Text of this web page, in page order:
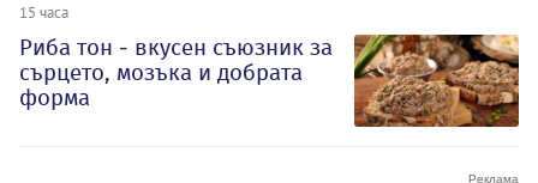
15 часа
Риба тон - вкусен съюзник за
сърцето, мозъка и добрата
форма